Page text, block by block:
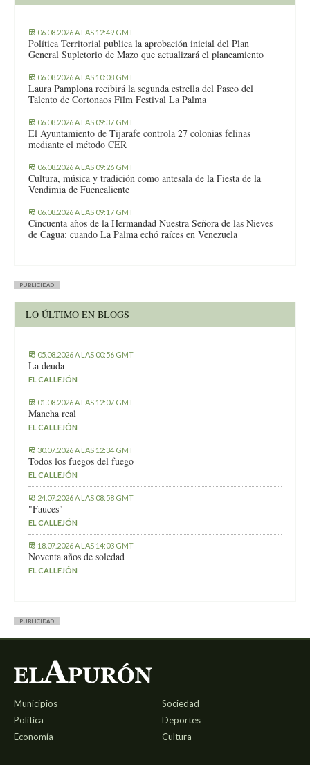
06.08.2026 A LAS 12:49 GMT
Política Territorial publica la aprobación inicial del Plan
General Supletorio de Mazo que actualizará el planeamiento
06.08.2026 A LAS 10:08 GMT
Laura Pamplona recibirá la segunda estrella del Paseo del
Talento de Cortonaos Film Festival La Palma
06.08.2026 A LAS 09:37 GMT
El Ayuntamiento de Tijarafe controla 27 colonias felinas
mediante el método CER
06.08.2026 A LAS 09:26 GMT
Cultura, música y tradición como antesala de la Fiesta de la
Vendimia de Fuencaliente
06.08.2026 A LAS 09:17 GMT
Cincuenta años de la Hermandad Nuestra Señora de las Nieves
de Cagua: cuando La Palma echó raíces en Venezuela
PUBLICIDAD
LO ÚLTIMO EN BLOGS
05.08.2026 A LAS 00:56 GMT
La deuda
EL CALLEJÓN
01.08.2026 A LAS 12:07 GMT
Mancha real
EL CALLEJÓN
30.07.2026 A LAS 12:34 GMT
Todos los fuegos del fuego
EL CALLEJÓN
24.07.2026 A LAS 08:58 GMT
"Fauces"
EL CALLEJÓN
18.07.2026 A LAS 14:03 GMT
Noventa años de soledad
EL CALLEJÓN
PUBLICIDAD
Municipios
Política
Economía
Sociedad
Deportes
Cultura